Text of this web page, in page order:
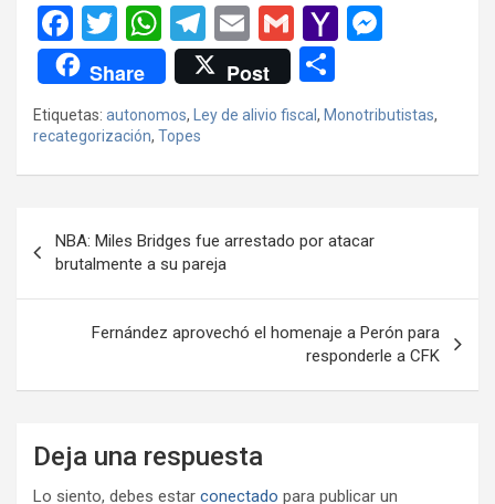
F
a
ce
b
o
k
T
wi
tt
er
W
h
at
s
A
p
T
el
e
gr
a
E
m
ail
G
m
ail
Y
o
o
ail
n
g
Share Post
o
m
p
tir
Etiquetas: autonomos, Ley de alivio fiscal , Monotributistas,
recategorización, Topes
de
entradas
NBA: Miles Bridges fue arrestado por atacar
brutalmente a su pareja
Fernández aprovechó el homenaje a Perón para
responderle a CFK
Deja una respuesta
Lo siento, debes estar conectado para publicar un